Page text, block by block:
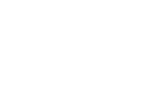
完了させた実績があります
引実績があります